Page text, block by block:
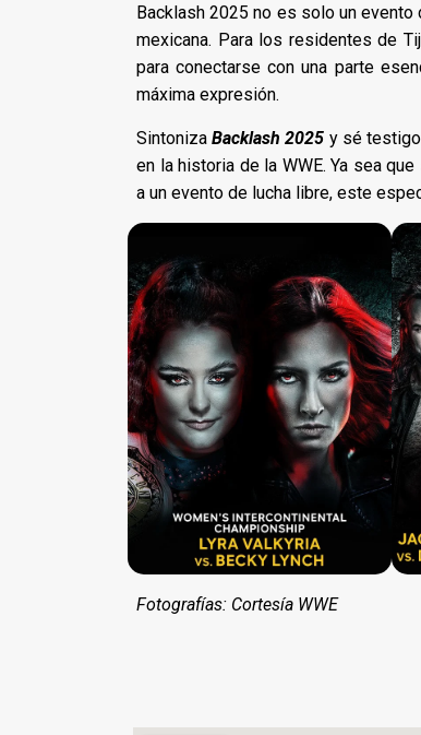
Backlash 2025 no es solo un
mexicana. Para los residentes de
para conectarse con una parte
máxima expresión.
SintonizaBacklash 2025 y sé
en la historia de la WWE. Ya sea
a un evento de lucha libre, este
Fotografías: Cortesía WWE